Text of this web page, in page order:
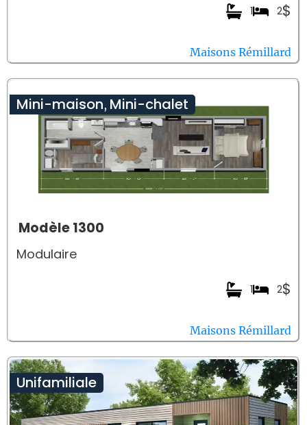
$
2
1
Maisons Rémillard
Mini-maison, Mini-chalet
Modèle 1300
Modulaire
$
2
1
Maisons Rémillard
Unifamiliale